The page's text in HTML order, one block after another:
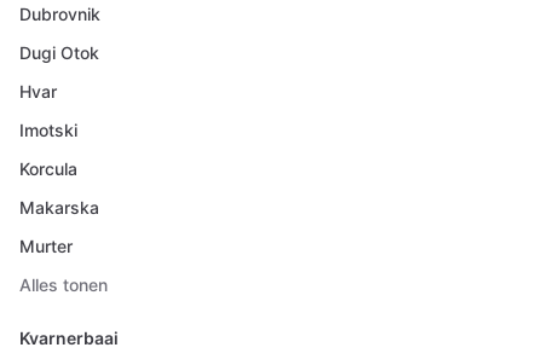
Dubrovnik
Dugi Otok
Hvar
Imotski
Korcula
Makarska
Murter
Alles tonen
Kvarnerbaai